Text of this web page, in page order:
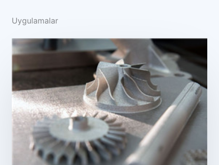
Uygulamalar